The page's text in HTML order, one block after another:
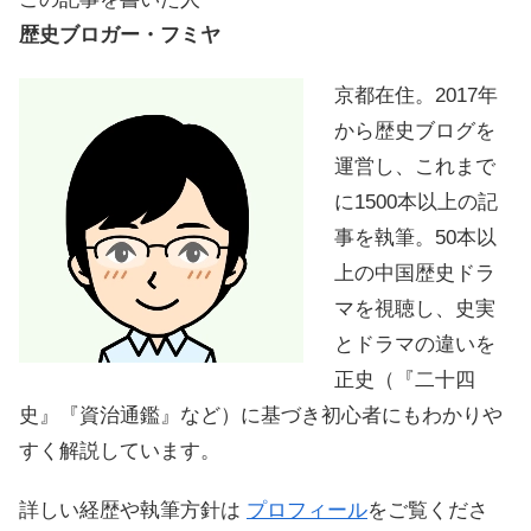
歴史ブロガー・フミヤ
京都在住。2017年
から歴史ブログを
運営し、これまで
に1500本以上の記
事を執筆。50本以
上の中国歴史ドラ
マを視聴し、史実
とドラマの違いを
正史（『二十四
史』『資治通鑑』など）に基づき初心者にもわかりや
すく解説しています。
詳しい経歴や執筆方針は プロフィールをご覧くださ